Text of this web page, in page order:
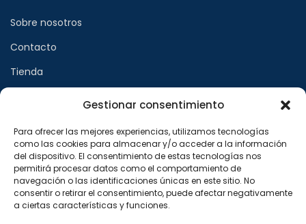
Gestionar consentimiento
Para ofrecer las mejores experiencias, utilizamos tecnologías
como las cookies para almacenar y/o acceder a la información
del dispositivo. El consentimiento de estas tecnologías nos
permitirá procesar datos como el comportamiento de
navegación o las identificaciones únicas en este sitio. No
consentir o retirar el consentimiento, puede afectar negativamente
a ciertas características y funciones.
Sobre nosotros
Contacto
Tienda
Aviso legal
Política de privacidad
Política de cookies